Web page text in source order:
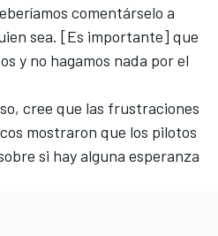
comentárselo a
sea. [Es importante] que
y no hagamos nada por el
, cree que las frustraciones
mostraron que los pilotos
si hay alguna esperanza